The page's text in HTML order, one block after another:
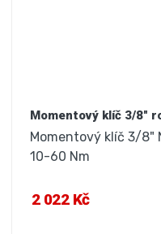
Momentový klíč 3/8"
Momentový klíč 3/8"
10-60 Nm
2 022 Kč